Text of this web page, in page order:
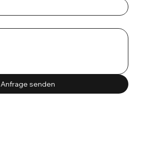
Anfrage senden